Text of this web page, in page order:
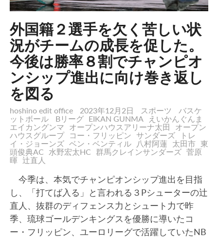
外国籍２選手を欠く苦しい状
況がチームの成長を促した。
今後は勝率８割でチャンピオ
ンシップ進出に向け巻き返し
を図る
hoshino edit office 2023年12月2日 スポーツ
バスケ
ットボール
Bリーグ EIKAN GUNMA
えいかんぐんま
エイカングンマ
オープンハウスアリーナ太田
オープン
ハウスグループ
コー・フリッピン サンダーズ
トレ
イ・ジョーンズ ベン・ベンティル 八村阿蓮 太田市 東
頭俊典AC
水野宏太HC 群馬クレインサンダーズ 菅原
暉 辻直人
今季は、本気でチャンピオンシップ進出を目指
し、「打てば入る」と言われる３Pシューターの辻
直人、抜群のディフェンス力とシュート力で昨
季、琉球ゴールデンキングスを優勝に導いたコ
ー・フリッピン、ユーロリーグで活躍していたNB